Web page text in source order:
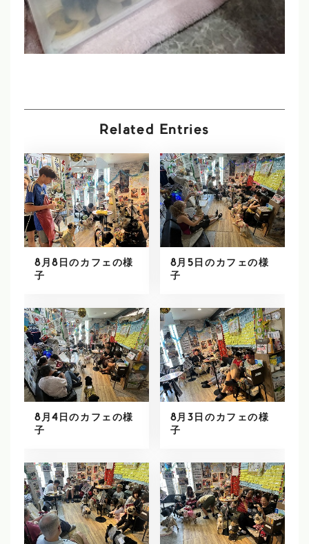
Related Entries
8月8日のカフェの様
子
8月5日のカフェの様
子
8月4日のカフェの様
子
8月3日のカフェの様
子